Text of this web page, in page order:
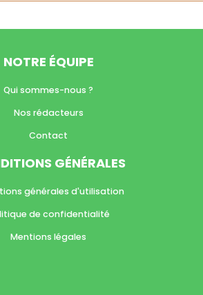
NOTRE ÉQUIPE
Qui sommes-nous ?
Nos rédacteurs
Contact
GÉNÉRALES
générales d'utilisation
de confidentialité
Mentions légales